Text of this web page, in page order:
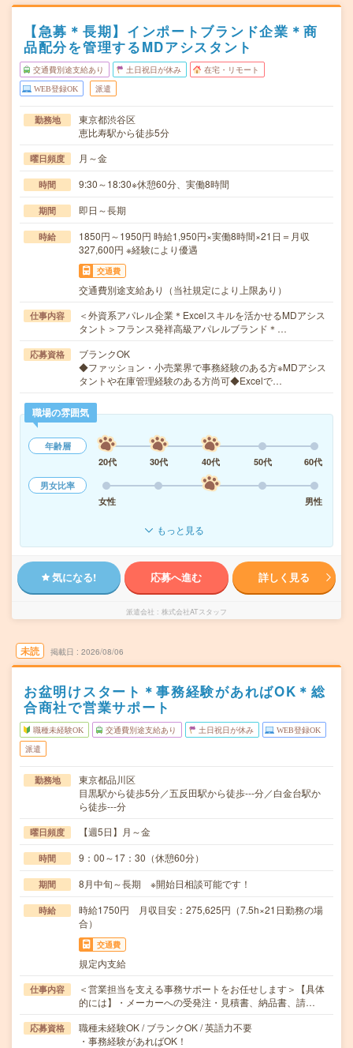
【急募＊長期】インポートブランド企業＊商
品配分を管理するMDアシスタント
交通費別途支給あり 土日祝日が休み 在宅・リモート
WEB登録OK 派遣
勤務地
東京都渋谷区
恵比寿駅から徒歩5分
曜日頻度 月～金
時間 9:30～18:30※休憩60分、実働8時間
期間 即日～長期
時給
1850円～1950円 時給1,950円×実働8時間×21日＝月収
327,600円 ※経験により優遇
交通費
交通費別途支給あり（当社規定により上限あり）
仕事内容
＜外資系アパレル企業＊Excelスキルを活かせるMDアシス
タント＞フランス発祥高級アパレルブランド＊…
応募資格
ブランクOK
◆ファッション・小売業界で事務経験のある方※MDアシス
タントや在庫管理経験のある方尚可◆Excelで…
職場の雰囲気
年齢層
20代
30代 40代 50代
60代
男女比率
女性
男性
もっと見る
気になる! 応募へ進む 詳しく見る
派遣会社 株式会社ATスタッフ
未読 掲載日 2026/08/06
お盆明けスタート＊事務経験があればOK＊総
合商社で営業サポート
職種未経験OK 交通費別途支給あり 土日祝日が休み WEB登録OK
派遣
勤務地
東京都品川区
目黒駅から徒歩5分／五反田駅から徒歩---分／白金台駅か
ら徒歩---分
曜日頻度 【週5日】月～金
時間 9：00～17：30（休憩60分）
期間 8月中旬～長期 ※開始日相談可能です！
時給
時給1750円 月収目安：275,625円（7.5h×21日勤務の場
合）
交通費
規定内支給
仕事内容
＜営業担当を支える事務サポートをお任せします＞【具体
的には】・メーカーへの受発注・見積書、納品書、請…
応募資格
職種未経験OK / ブランクOK / 英語力不要
・事務経験があればOK！